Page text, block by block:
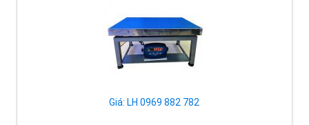
Giá: LH 0969 882 782